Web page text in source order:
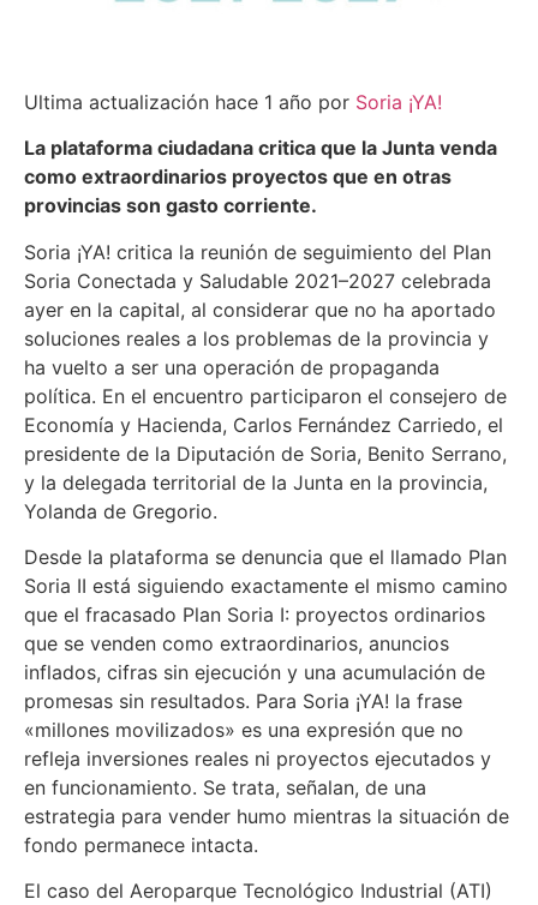
Ultima actualización hace 1 año por Soria ¡YA!
La plataforma ciudadana critica que la Junta venda
como extraordinarios proyectos que en otras
provincias son gasto corriente.
Soria ¡YA! critica la reunión de seguimiento del Plan
Soria Conectada y Saludable 2021–2027 celebrada
ayer en la capital, al considerar que no ha aportado
soluciones reales a los problemas de la provincia y
ha vuelto a ser una operación de propaganda
política. En el encuentro participaron el consejero de
Economía y Hacienda, Carlos Fernández Carriedo, el
presidente de la Diputación de Soria, Benito Serrano,
y la delegada territorial de la Junta en la provincia,
Yolanda de Gregorio.
Desde la plataforma se denuncia que el llamado Plan
Soria II está siguiendo exactamente el mismo camino
que el fracasado Plan Soria I: proyectos ordinarios
que se venden como extraordinarios, anuncios
inflados, cifras sin ejecución y una acumulación de
promesas sin resultados. Para Soria ¡YA! la frase
«millones movilizados» es una expresión que no
refleja inversiones reales ni proyectos ejecutados y
en funcionamiento. Se trata, señalan, de una
estrategia para vender humo mientras la situación de
fondo permanece intacta.
El caso del Aeroparque Tecnológico Industrial (ATI)